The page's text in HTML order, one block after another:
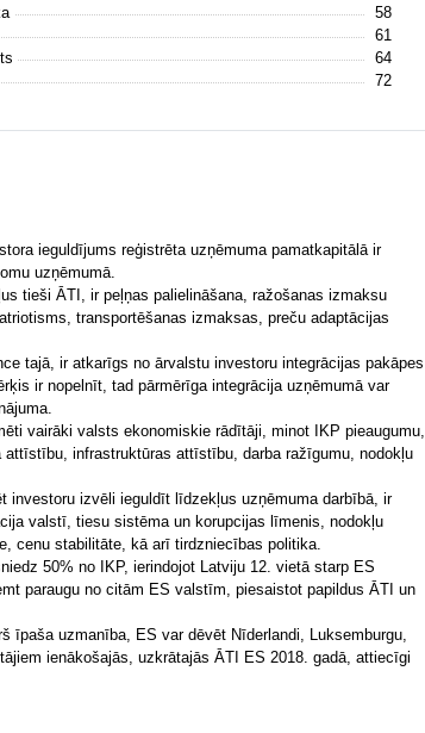
58
61
64
72
ieguldījums reģistrēta uzņēmuma pamatkapitālā ir
uzņēmumā.
tieši ĀTI, ir peļņas palielināšana, ražošanas izmaksu
transportēšanas izmaksas, preču adaptācijas
tajā, ir atkarīgs no ārvalstu investoru integrācijas pakāpes
ir nopelnīt, tad pārmērīga integrācija uzņēmumā var
vairāki valsts ekonomiskie rādītāji, minot IKP pieaugumu,
infrastruktūras attīstību, darba ražīgumu, nodokļu
izvēli ieguldīt līdzekļus uzņēmuma darbībā, ir
valstī, tiesu sistēma un korupcijas līmenis, nodokļu
cenu stabilitāte, kā arī tirdzniecības politika.
50% no IKP, ierindojot Latviju 12. vietā starp ES
paraugu no citām ES valstīm, piesaistot papildus ĀTI un
īpaša uzmanība, ES var dēvēt Nīderlandi, Luksemburgu,
ienākošajās, uzkrātajās ĀTI ES 2018. gadā, attiecīgi